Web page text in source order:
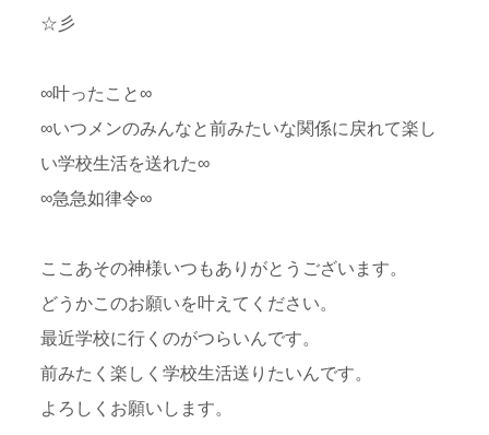
☆彡
∞叶ったこと∞
∞いつメンのみんなと前みたいな関係に戻れて楽し
い学校生活を送れた∞
∞急急如律令∞
ここあその神様いつもありがとうございます。
どうかこのお願いを叶えてください。
最近学校に行くのがつらいんです。
前みたく楽しく学校生活送りたいんです。
よろしくお願いします。